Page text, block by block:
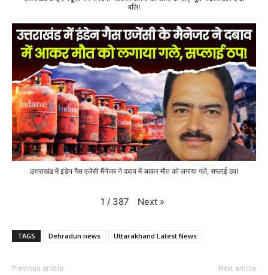
बलि!
उत्तराखंड में इंडेन गैस एजेंसी मैनेजर ने दबाव में आकर मौत को लगाया गले, सप्लाई ठप!
1 / 387 Next »
TAGS Dehradun news Uttarakhand Latest News
Previous article Next article